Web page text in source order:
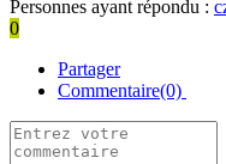
Personnes ayant répondu :
0
Partager
Commentaire(0)